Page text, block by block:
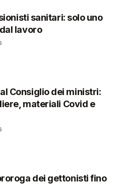
sanitari: solo uno
lavoro
Consiglio dei ministri:
materiali Covid e
dei gettonisti fino